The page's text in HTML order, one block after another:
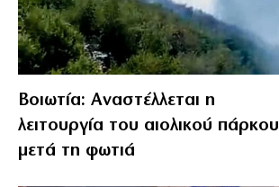
Βοιωτία: Αναστέλλεται η
λειτουργία του αιολικού πάρκου
μετά τη φωτιά